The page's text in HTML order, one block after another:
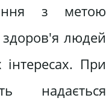
з метою
людей
При
надається